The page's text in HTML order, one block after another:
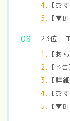
【お
【
23位
【あ
【予告】
【詳
【お
【